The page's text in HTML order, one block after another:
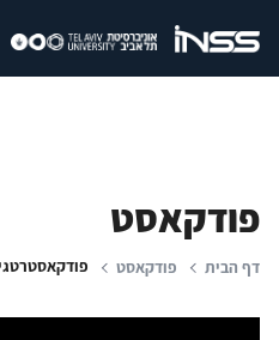
פודקאסט
דף הבית פודקאסט